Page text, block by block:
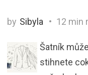
by Sibyla 12 min
Šatník
stihnete